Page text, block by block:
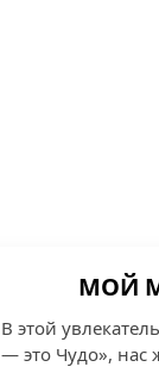
МОЙ
В этой
— это Чудо»,